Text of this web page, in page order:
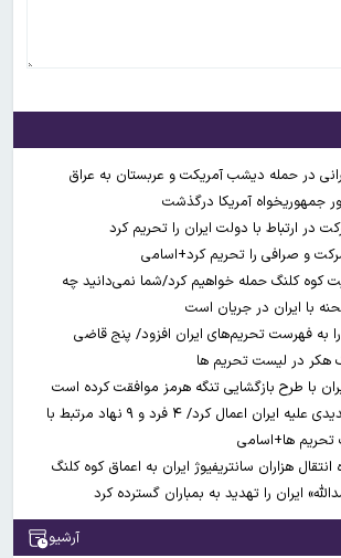
جمهوریخواه آمریکا درگذشت
کوه کلنگ حمله خواهیم کرد/شما نمی‌دانید چه
با ایران در جریان است
اروپا ۶ فرد را به فهرست تحریم‌های ایران افزود/ پنج قاضی
هکر در لیست تحریم ها
با طرح بازگشایی تنگه هرمز موافقت کرده است
آمریکا تحریم‌های جدیدی علیه ایران اعمال کرد/ ۴ فرد و ۹ نهاد مرتبط با
ها+اسامی
انتقال هزاران سانتریفیوژ ایران به اعماق کوه کلنگ
ایران را تهدید به بمباران گسترده کرد
آرشیو